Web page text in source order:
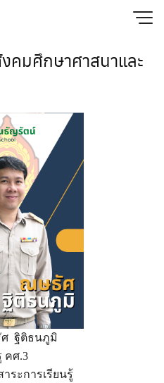
คมศึกษาศาสนาและ
ฐิติธนภูมิ
คศ.3
ระการเรียนรู้